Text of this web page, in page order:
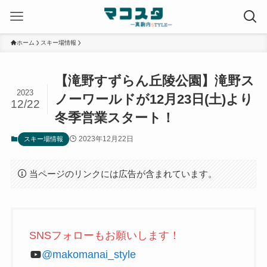
ホーム スキー場情報
【滝野すずらん丘陵公園】滝野ス
ノーワールドが12月23日(土)より
冬季営業スタート！
2023
12/22
スキー場情報 2023年12月22日
当ページのリンクには広告が含まれています。
SNSフォローもお願いします！
@makomanai_style